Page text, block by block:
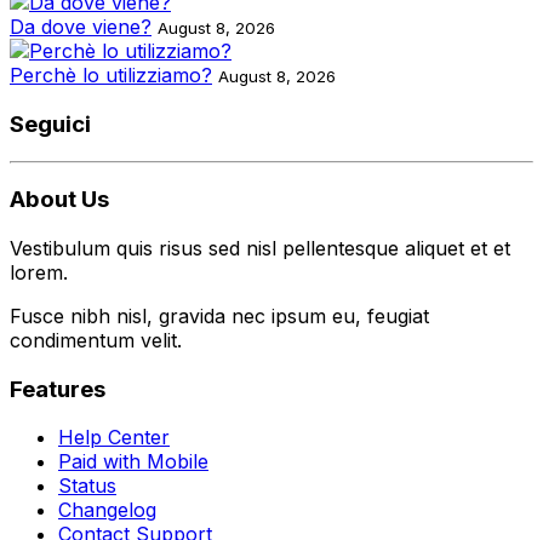
Da dove viene? August 8, 2026
Perchè lo utilizziamo? August 8, 2026
Seguici
About Us
Vestibulum quis risus sed nisl pellentesque aliquet et et
lorem.
Fusce nibh nisl, gravida nec ipsum eu, feugiat
condimentum velit.
Features
Help Center
Paid with Mobile
Status
Changelog
Contact Support